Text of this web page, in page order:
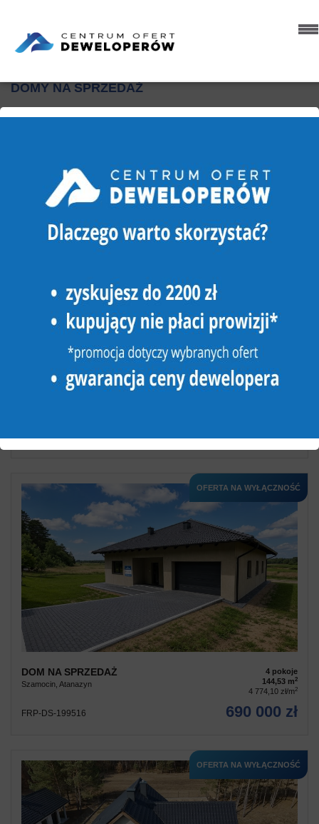
DOMY NA SPRZEDAŻ
16 OFERT
DOM NA SPRZEDAŻ
398 000 zł
OFERTA NA WYŁĄCZNOŚĆ
DOM NA SPRZEDAŻ
Szamocin, Atanazyn
4 pokoje
144,53 m2
4 774,10 zł/m2
FRP-DS-199516 690 000 zł
OFERTA NA WYŁĄCZNOŚĆ